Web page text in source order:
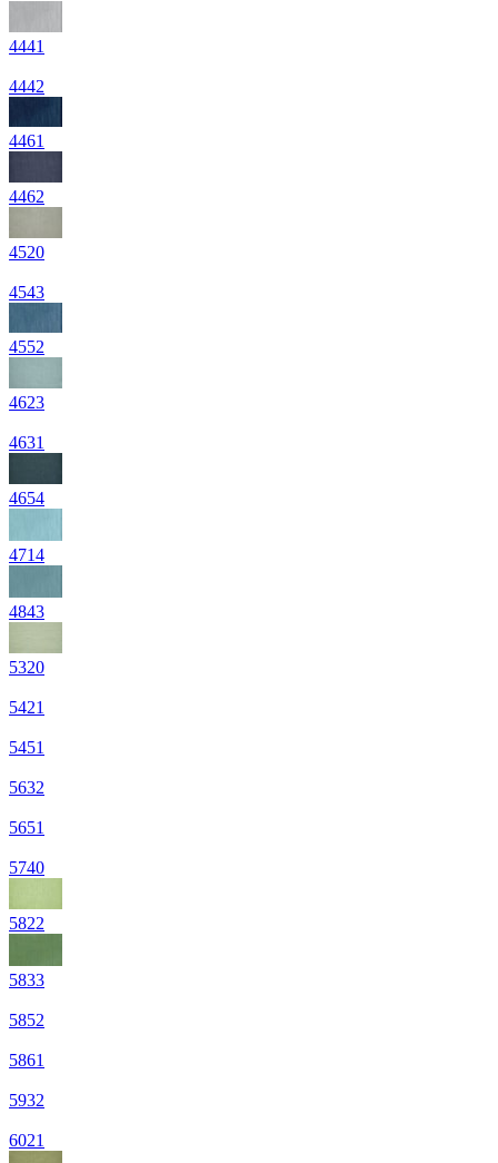
4441
4442
4461
4462
4520
4543
4552
4623
4631
4654
4714
4843
5320
5421
5451
5632
5651
5740
5822
5833
5852
5861
5932
6021